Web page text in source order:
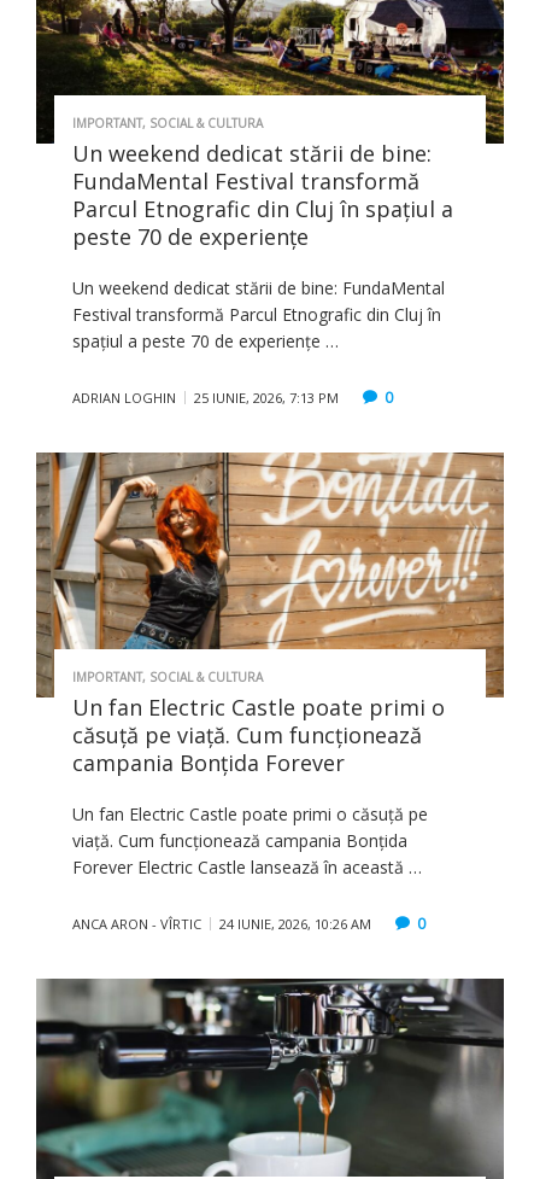
IMPORTANT, SOCIAL & CULTURA
Un weekend dedicat stării de bine:
FundaMental Festival transformă
Parcul Etnografic din Cluj în spațiul a
peste 70 de experiențe
Un weekend dedicat stării de bine: FundaMental
Festival transformă Parcul Etnografic din Cluj în
spațiul a peste 70 de experiențe …
ADRIAN LOGHIN 25 IUNIE, 2026, 7:13 PM 0
IMPORTANT, SOCIAL & CULTURA
Un fan Electric Castle poate primi o
căsuță pe viață. Cum funcționează
campania Bonțida Forever
Un fan Electric Castle poate primi o căsuță pe
viață. Cum funcționează campania Bonțida
Forever Electric Castle lansează în această …
ANCA ARON - VÎRTIC 24 IUNIE, 2026, 10:26 AM 0